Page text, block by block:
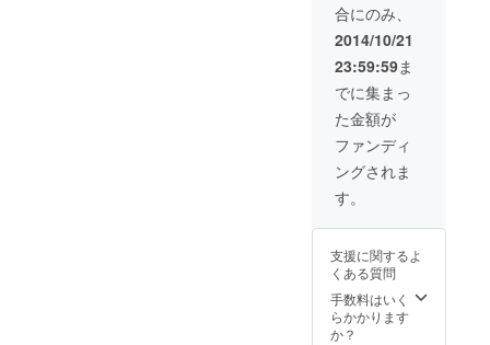
合にのみ、
2014/10/21
23:59:59ま
でに集まっ
た金額が
ファンディ
ングされま
す。
支援に関するよ
くある質問
手数料はいく
らかかります
か？